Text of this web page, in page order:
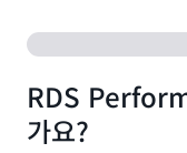
RDS
가요?